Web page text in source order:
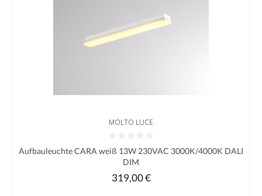
MOLTO LUCE
Durchschnittliche Bewertung von 0 von 5 Sternen
Aufbauleuchte CARA weiß 13W 230VAC 3000K/4000K DALI
DIM
Regulärer Preis:
319,00 €